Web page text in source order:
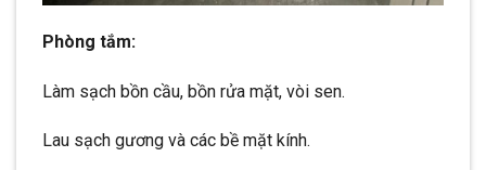
Phòng tắm:
Làm sạch bồn cầu, bồn rửa mặt, vòi sen.
Lau sạch gương và các bề mặt kính.